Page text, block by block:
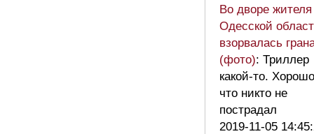
Во дворе жителя
Одесской
взорвалась
(фото): Триллер
какой-то. Хорошо
что никто не
пострадал
2019-11-05